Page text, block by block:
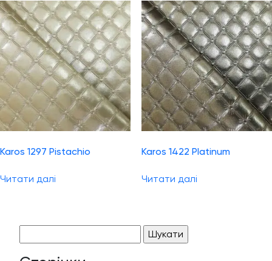
Karos 1297 Pistachio
Читати далі
Karos 1422 Platinum
Читати далі